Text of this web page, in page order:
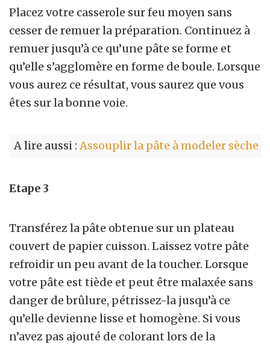
Placez votre casserole sur feu moyen sans
cesser de remuer la préparation. Continuez à
remuer jusqu’à ce qu’une pâte se forme et
qu’elle s’agglomère en forme de boule. Lorsque
vous aurez ce résultat, vous saurez que vous
êtes sur la bonne voie.
A lire aussi : Assouplir la pâte à modeler sèche
Etape 3
Transférez la pâte obtenue sur un plateau
couvert de papier cuisson. Laissez votre pâte
refroidir un peu avant de la toucher. Lorsque
votre pâte est tiède et peut être malaxée sans
danger de brûlure, pétrissez-la jusqu’à ce
qu’elle devienne lisse et homogène. Si vous
n’avez pas ajouté de colorant lors de la